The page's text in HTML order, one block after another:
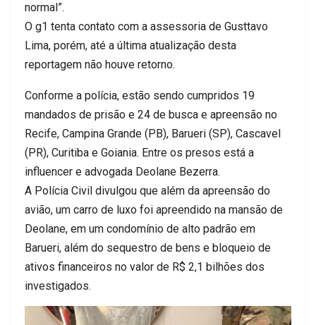
normal”.
O g1 tenta contato com a assessoria de Gusttavo
Lima, porém, até a última atualização desta
reportagem não houve retorno.
Conforme a polícia, estão sendo cumpridos 19
mandados de prisão e 24 de busca e apreensão no
Recife, Campina Grande (PB), Barueri (SP), Cascavel
(PR), Curitiba e Goiania. Entre os presos está a
influencer e advogada Deolane Bezerra.
A Polícia Civil divulgou que além da apreensão do
avião, um carro de luxo foi apreendido na mansão de
Deolane, em um condomínio de alto padrão em
Barueri, além do sequestro de bens e bloqueio de
ativos financeiros no valor de R$ 2,1 bilhões dos
investigados.